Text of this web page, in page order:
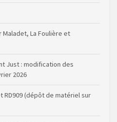
La Foulière et
Just : modification des
2026
RD909 (dépôt de matériel sur